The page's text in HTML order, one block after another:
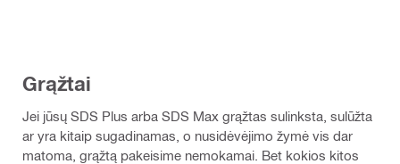
Grąžtai
Jei jūsų SDS Plus arba SDS Max grąžtas sulinksta, sulūžta
ar yra kitaip sugadinamas, o nusidėvėjimo žymė vis dar
matoma, grąžtą pakeisime nemokamai. Bet kokios kitos